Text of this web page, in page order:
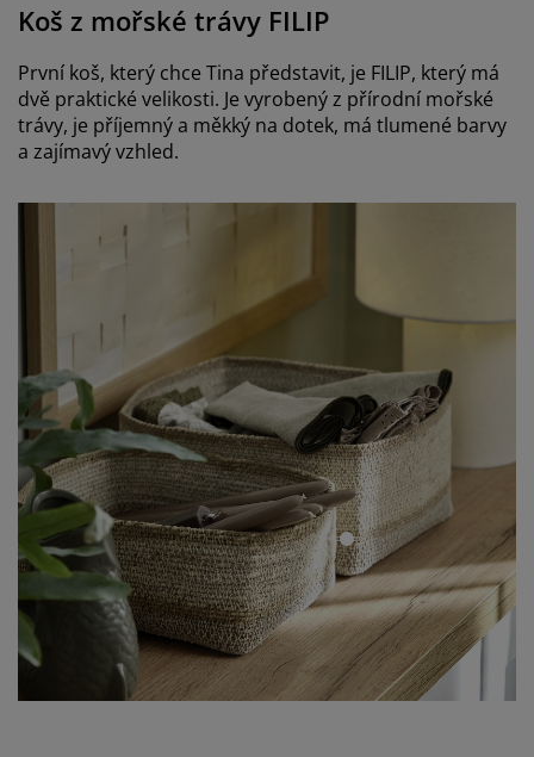
Koš z mořské trávy FILIP
První koš, který chce Tina představit, je FILIP, který má
dvě praktické velikosti. Je vyrobený z přírodní mořské
trávy, je příjemný a měkký na dotek, má tlumené barvy
a zajímavý vzhled.
open